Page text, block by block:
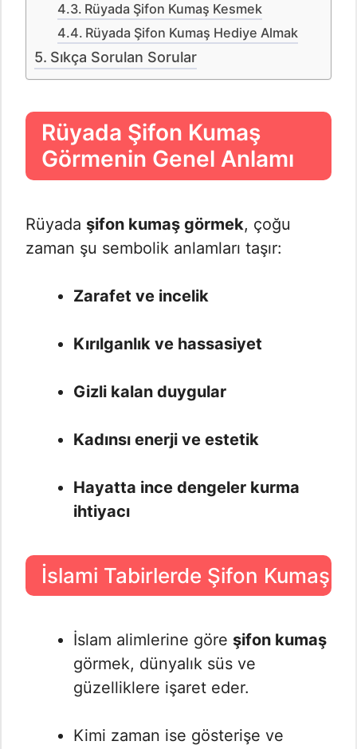
Rüyada Şifon Kumaş Kesmek
Rüyada Şifon Kumaş Hediye Almak
Sıkça Sorulan Sorular
Rüyada Şifon Kumaş
Görmenin Genel Anlamı
Rüyada şifon kumaş görmek, çoğu
zaman şu sembolik anlamları taşır:
Zarafet ve incelik
Kırılganlık ve hassasiyet
Gizli kalan duygular
Kadınsı enerji ve estetik
Hayatta ince dengeler kurma
ihtiyacı
İslami Tabirlerde Şifon Kumaş
İslam alimlerine göre şifon kumaş
görmek, dünyalık süs ve
güzelliklere işaret eder.
Kimi zaman ise gösterişe ve